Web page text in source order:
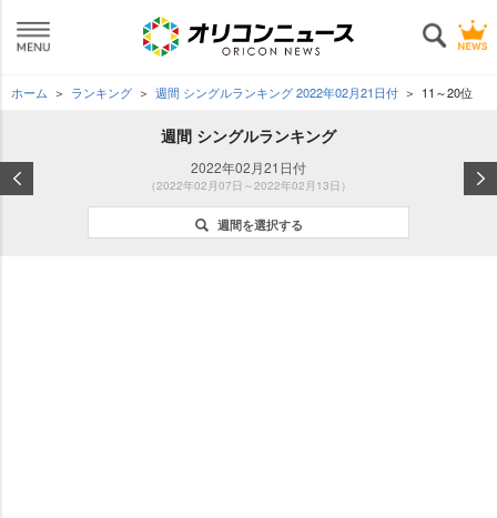
ホーム ランキング 週間 シングルランキング 2022年02月21日付 11～20位
週間 シングルランキング
2022年02月21日付
（2022年02月07日～2022年02月13日）
週間を選択する